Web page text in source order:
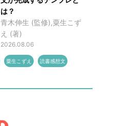
は？
青木伸生 (監修),粟生こず
え (著)
2026.08.06
粟生こずえ 読書感想文